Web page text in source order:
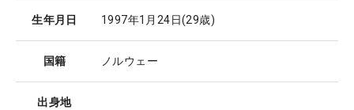
生年月日 1997年1月24日(29歳)
国籍 ノルウェー
出身地